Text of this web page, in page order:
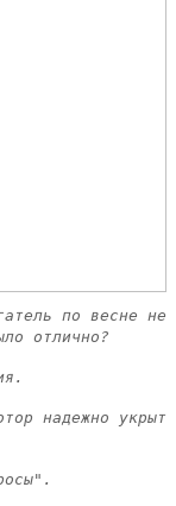
по весне не
отлично?
надежно укрыт